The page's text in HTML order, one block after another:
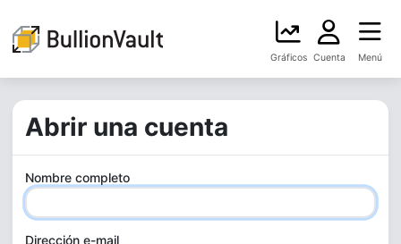
Gráficos Cuenta Menú
Abrir una cuenta
Nombre completo
Dirección e-mail